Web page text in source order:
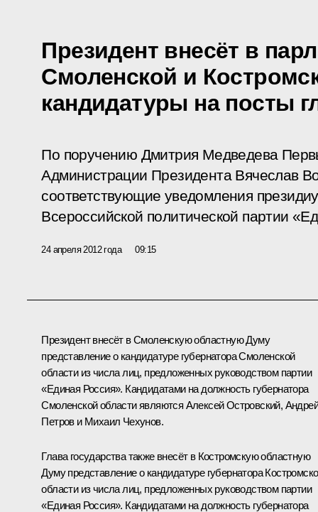
Президент внесёт в
Смоленской и
кандидатуры на посты
По поручению Дмитрия Медведева
Администрации Президента Вячеслав
соответствующие уведомления
Всероссийской политической партии
24 апреля 2012 года 09:15
Президент внесёт в Смоленскую областную Думу
представление о кандидатуре губернатора Смоленской
области из числа лиц, предложенных руководством партии
«Единая Россия». Кандидатами на должность губернатора
Смоленской области являются Алексей Островский, Андрей
Петров и Михаил Чехунов.
Глава государства также внесёт в Костромскую областную
Думу представление о кандидатуре губернатора
области из числа лиц, предложенных руководством партии
«Единая Россия». Кандидатами на должность губернатора